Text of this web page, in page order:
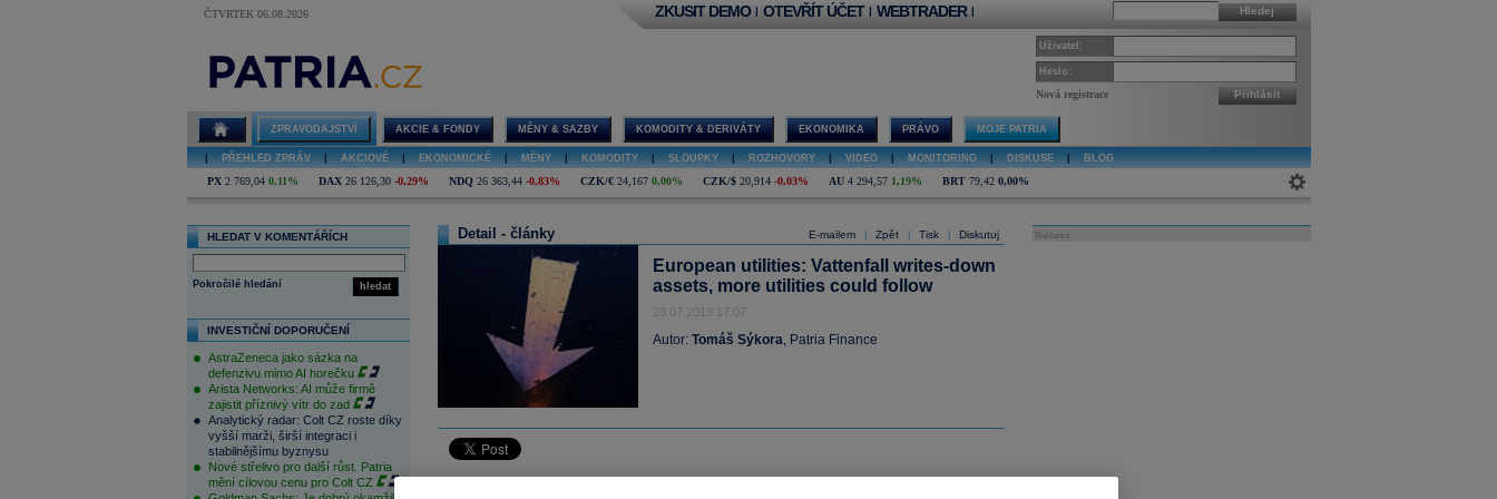
ČTVRTEK 06.08.2026 Hledej
ZKUSIT DEMO | OTEVŘÍT ÚČET | WEBTRADER |
Uživatel:
Heslo:
Nová registrace Přihlásit
ZPRAVODAJSTVÍ AKCIE & FONDY MĚNY & SAZBY KOMODITY & DERIVÁTY EKONOMIKA PRÁVO MOJE PATRIA
PŘEHLED ZPRÁV AKCIOVÉ EKONOMICKÉ MĚNY KOMODITY SLOUPKY ROZHOVORY VIDEO MONITORING DISKUSE BLOG
PX 2 769,04 0,11% DAX 26 126,30 -0,29% NDQ 26 363,44 -0,83% CZK/€ 24,167 0,00% CZK/$ 20,914 -0,03% AU 4 294,57 1,19% BRT 79,42 0,00%
HLEDAT V KOMENTÁŘÍCH
hledat
Pokročilé hledání
INVESTIČNÍ DOPORUČENÍ
AstraZeneca jako sázka na
defenzivu mimo AI horečku
Arista Networks: AI může firmě
zajistit příznivý vítr do zad
Analytický radar: Colt CZ roste díky
vyšší marži, širší integraci i
stabilnějšímu byznysu
Nové střelivo pro další růst. Patria
mění cílovou cenu pro Colt CZ
E-mailem Zpět Tisk Diskutuj
Detail - články
European utilities: Vattenfall writes-down
assets, more utilities could follow
23.07.2013 17:07
Autor: Tomáš Sýkora, Patria Finance
Reklama